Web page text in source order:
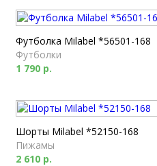
Футболка Milabel *56501-168
Футболки
1 790 р.
Шорты Milabel *52150-168
Пижамы
2 610 р.